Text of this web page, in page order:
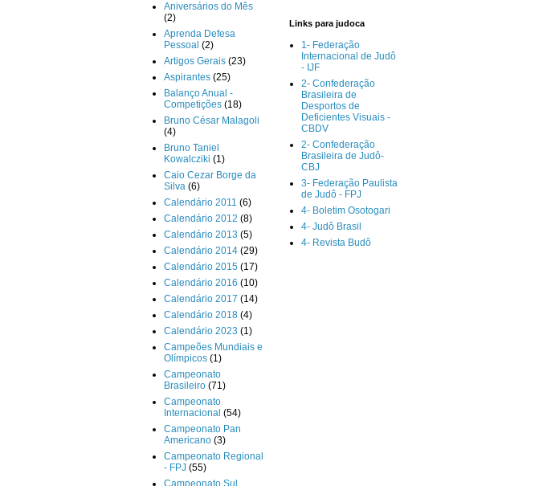
Aniversários do Mês
(2)
Aprenda Defesa
Pessoal (2)
Artigos Gerais (23)
Aspirantes (25)
Balanço Anual -
Competições (18)
Bruno César Malagoli
(4)
Bruno Taniel
Kowalcziki (1)
Caio Cezar Borge da
Silva (6)
Calendário 2011 (6)
Calendário 2012 (8)
Calendário 2013 (5)
Calendário 2014 (29)
Calendário 2015 (17)
Calendário 2016 (10)
Calendário 2017 (14)
Calendário 2018 (4)
Calendário 2023 (1)
Campeões Mundiais e
Olímpicos (1)
Campeonato
Brasileiro (71)
Campeonato
Internacional (54)
Campeonato Pan
Americano (3)
Campeonato Regional
- FPJ (55)
Links para judoca
1- Federação
Internacional de Judô
- IJF
2- Confederação
Brasileira de
Desportos de
Deficientes Visuais -
CBDV
2- Confederação
Brasileira de Judô-
CBJ
3- Federação Paulista
de Judô - FPJ
4- Boletim Osotogari
4- Judô Brasil
4- Revista Budô